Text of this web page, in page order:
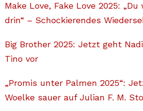
Make Love, Fake Love 2025:
drin“ – Schockierendes
Big Brother 2025: Jetzt geht
Tino vor
„Promis unter Palmen 2025“:
Woelke sauer auf Julian F. M.